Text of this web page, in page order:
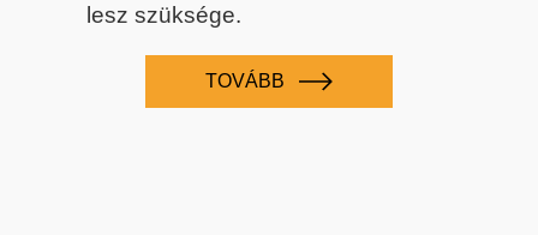
lesz szüksége.
TOVÁBB